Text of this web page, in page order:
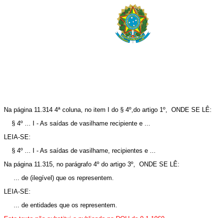
Na página 11.314 4ª coluna, no item I do § 4º,do artigo 1º, ONDE SE LÊ:
§ 4º ... I - As saídas de vasilhame recipiente e ...
LEIA-SE:
§ 4º ... I - As saídas de vasilhame, recipientes e ...
Na página 11.315, no parágrafo 4º do artigo 3º, ONDE SE LÊ:
... de (ilegível) que os representem.
LEIA-SE:
... de entidades que os representem.